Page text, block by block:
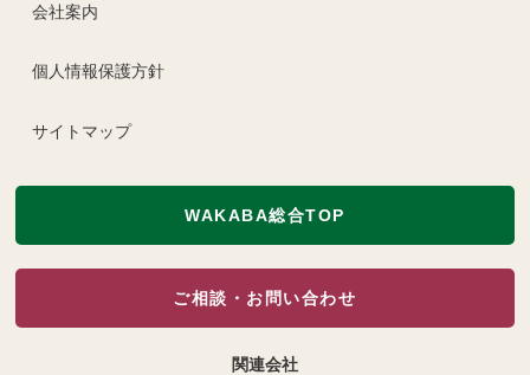
会社案内
個人情報保護方針
サイトマップ
WAKABA総合TOP
ご相談・お問い合わせ
関連会社